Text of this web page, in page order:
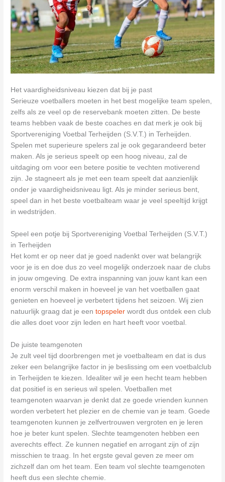
Het vaardigheidsniveau kiezen dat bij je past
Serieuze voetballers moeten in het best mogelijke team spelen,
zelfs als ze veel op de reservebank moeten zitten. De beste
teams hebben vaak de beste coaches en dat merk je ook bij
Sportvereniging Voetbal Terheijden (S.V.T.) in Terheijden.
Spelen met superieure spelers zal je ook gegarandeerd beter
maken. Als je serieus speelt op een hoog niveau, zal de
uitdaging om voor een betere positie te vechten motiverend
zijn. Je stagneert als je met een team speelt dat aanzienlijk
onder je vaardigheidsniveau ligt. Als je minder serieus bent,
speel dan in het beste voetbalteam waar je veel speeltijd krijgt
in wedstrijden.
Speel een potje bij Sportvereniging Voetbal Terheijden (S.V.T.)
in Terheijden
Het komt er op neer dat je goed nadenkt over wat belangrijk
voor je is en doe dus zo veel mogelijk onderzoek naar de clubs
in jouw omgeving. De extra inspanning van jouw kant kan een
enorm verschil maken in hoeveel je van het voetballen gaat
genieten en hoeveel je verbetert tijdens het seizoen. Wij zien
natuurlijk graag dat je eentopspeler wordt dus ontdek een club
die alles doet voor zijn leden en hart heeft voor voetbal.
De juiste teamgenoten
Je zult veel tijd doorbrengen met je voetbalteam en dat is dus
zeker een belangrijke factor in je beslissing om een voetbalclub
in Terheijden te kiezen. Idealiter wil je een hecht team hebben
dat positief is en serieus wil spelen. Voetballen met
teamgenoten waarvan je denkt dat ze goede vrienden kunnen
worden verbetert het plezier en de chemie van je team. Goede
teamgenoten kunnen je zelfvertrouwen vergroten en je leren
hoe je beter kunt spelen. Slechte teamgenoten hebben een
averechts effect. Ze kunnen negatief en arrogant zijn of zijn
misschien te traag. In het ergste geval geven ze meer om
zichzelf dan om het team. Een team vol slechte teamgenoten
heeft dus een slechte chemie.